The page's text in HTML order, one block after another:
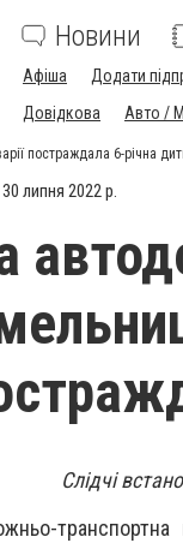
Новини
Афіша Додати
Довідкова
Авто /
постраждала 6-річна
липня 2022 р.
Слідчі